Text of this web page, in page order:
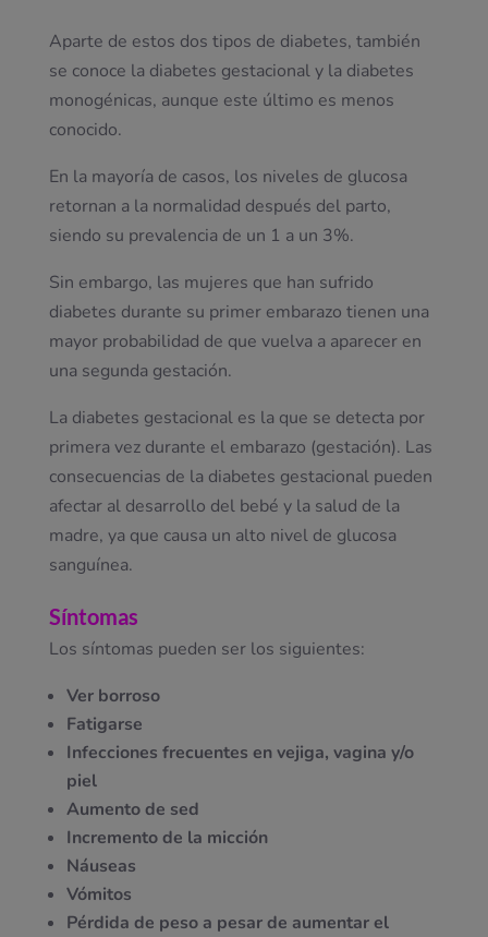
Aparte de estos dos tipos de diabetes, también
se conoce la diabetes gestacional y la diabetes
monogénicas, aunque este último es menos
conocido.
En la mayoría de casos, los niveles de glucosa
retornan a la normalidad después del parto,
siendo su prevalencia de un 1 a un 3%.
Sin embargo, las mujeres que han sufrido
diabetes durante su primer embarazo tienen una
mayor probabilidad de que vuelva a aparecer en
una segunda gestación.
La diabetes gestacional es la que se detecta por
primera vez durante el embarazo (gestación). Las
consecuencias de la diabetes gestacional pueden
afectar al desarrollo del bebé y la salud de la
madre, ya que causa un alto nivel de glucosa
sanguínea.
Síntomas
Los síntomas pueden ser los siguientes:
Ver borroso
Fatigarse
Infecciones frecuentes en vejiga, vagina y/o
piel
Aumento de sed
Incremento de la micción
Náuseas
Vómitos
Pérdida de peso a pesar de aumentar el